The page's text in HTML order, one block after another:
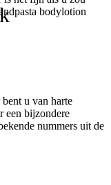
bodylotion
u van harte
een bijzondere
nummers uit de